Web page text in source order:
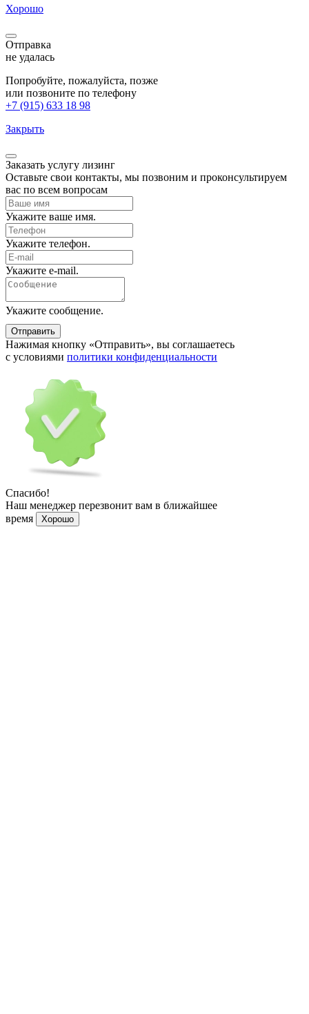
Хорошо
Отправка
не удалась
Попробуйте, пожалуйста, позже
или позвоните по телефону
+7 (915) 633 18 98
Закрыть
Заказать услугу лизинг
Оставьте свои контакты, мы позвоним и проконсультируем
вас по всем вопросам
Укажите ваше имя.
Укажите телефон.
Укажите e-mail.
Укажите сообщение.
Отправить
Нажимая кнопку «Отправить», вы соглашаетесь
с условиями политики конфиденциальности
Спасибо!
Наш менеджер перезвонит вам в ближайшее
время
Хорошо